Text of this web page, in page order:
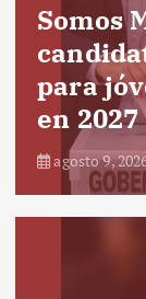
Somos
para
en 2027
agosto 9,